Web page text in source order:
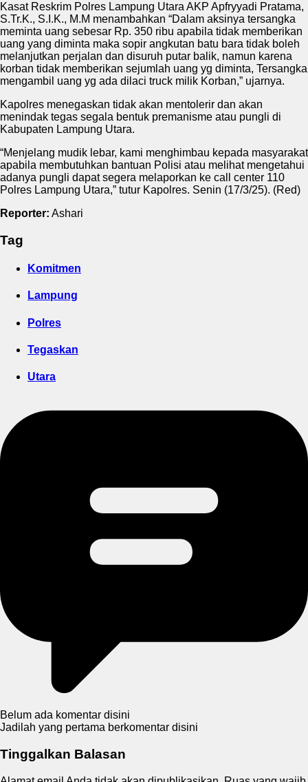
Kasat Reskrim Polres Lampung Utara AKP Apfryyadi Pratama,
S.Tr.K., S.I.K., M.M menambahkan “Dalam aksinya tersangka
meminta uang sebesar Rp. 350 ribu apabila tidak memberikan
uang yang diminta maka sopir angkutan batu bara tidak boleh
melanjutkan perjalan dan disuruh putar balik, namun karena
korban tidak memberikan sejumlah uang yg diminta, Tersangka
mengambil uang yg ada dilaci truck milik Korban,” ujarnya.
Kapolres menegaskan tidak akan mentolerir dan akan
menindak tegas segala bentuk premanisme atau pungli di
Kabupaten Lampung Utara.
“Menjelang mudik lebar, kami menghimbau kepada masyarakat
apabila membutuhkan bantuan Polisi atau melihat mengetahui
adanya pungli dapat segera melaporkan ke call center 110
Polres Lampung Utara,” tutur Kapolres. Senin (17/3/25). (Red)
Reporter: Ashari
Tag
Komitmen
Lampung
Polres
Tegaskan
Utara
Belum ada komentar disini
Jadilah yang pertama berkomentar disini
Tinggalkan Balasan